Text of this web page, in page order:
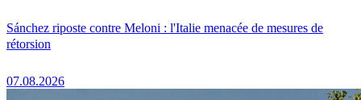
Sánchez riposte contre Meloni : l'Italie menacée de mesures de
rétorsion
07.08.2026